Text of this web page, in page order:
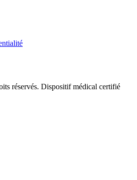
réservés. Dispositif médical certifié